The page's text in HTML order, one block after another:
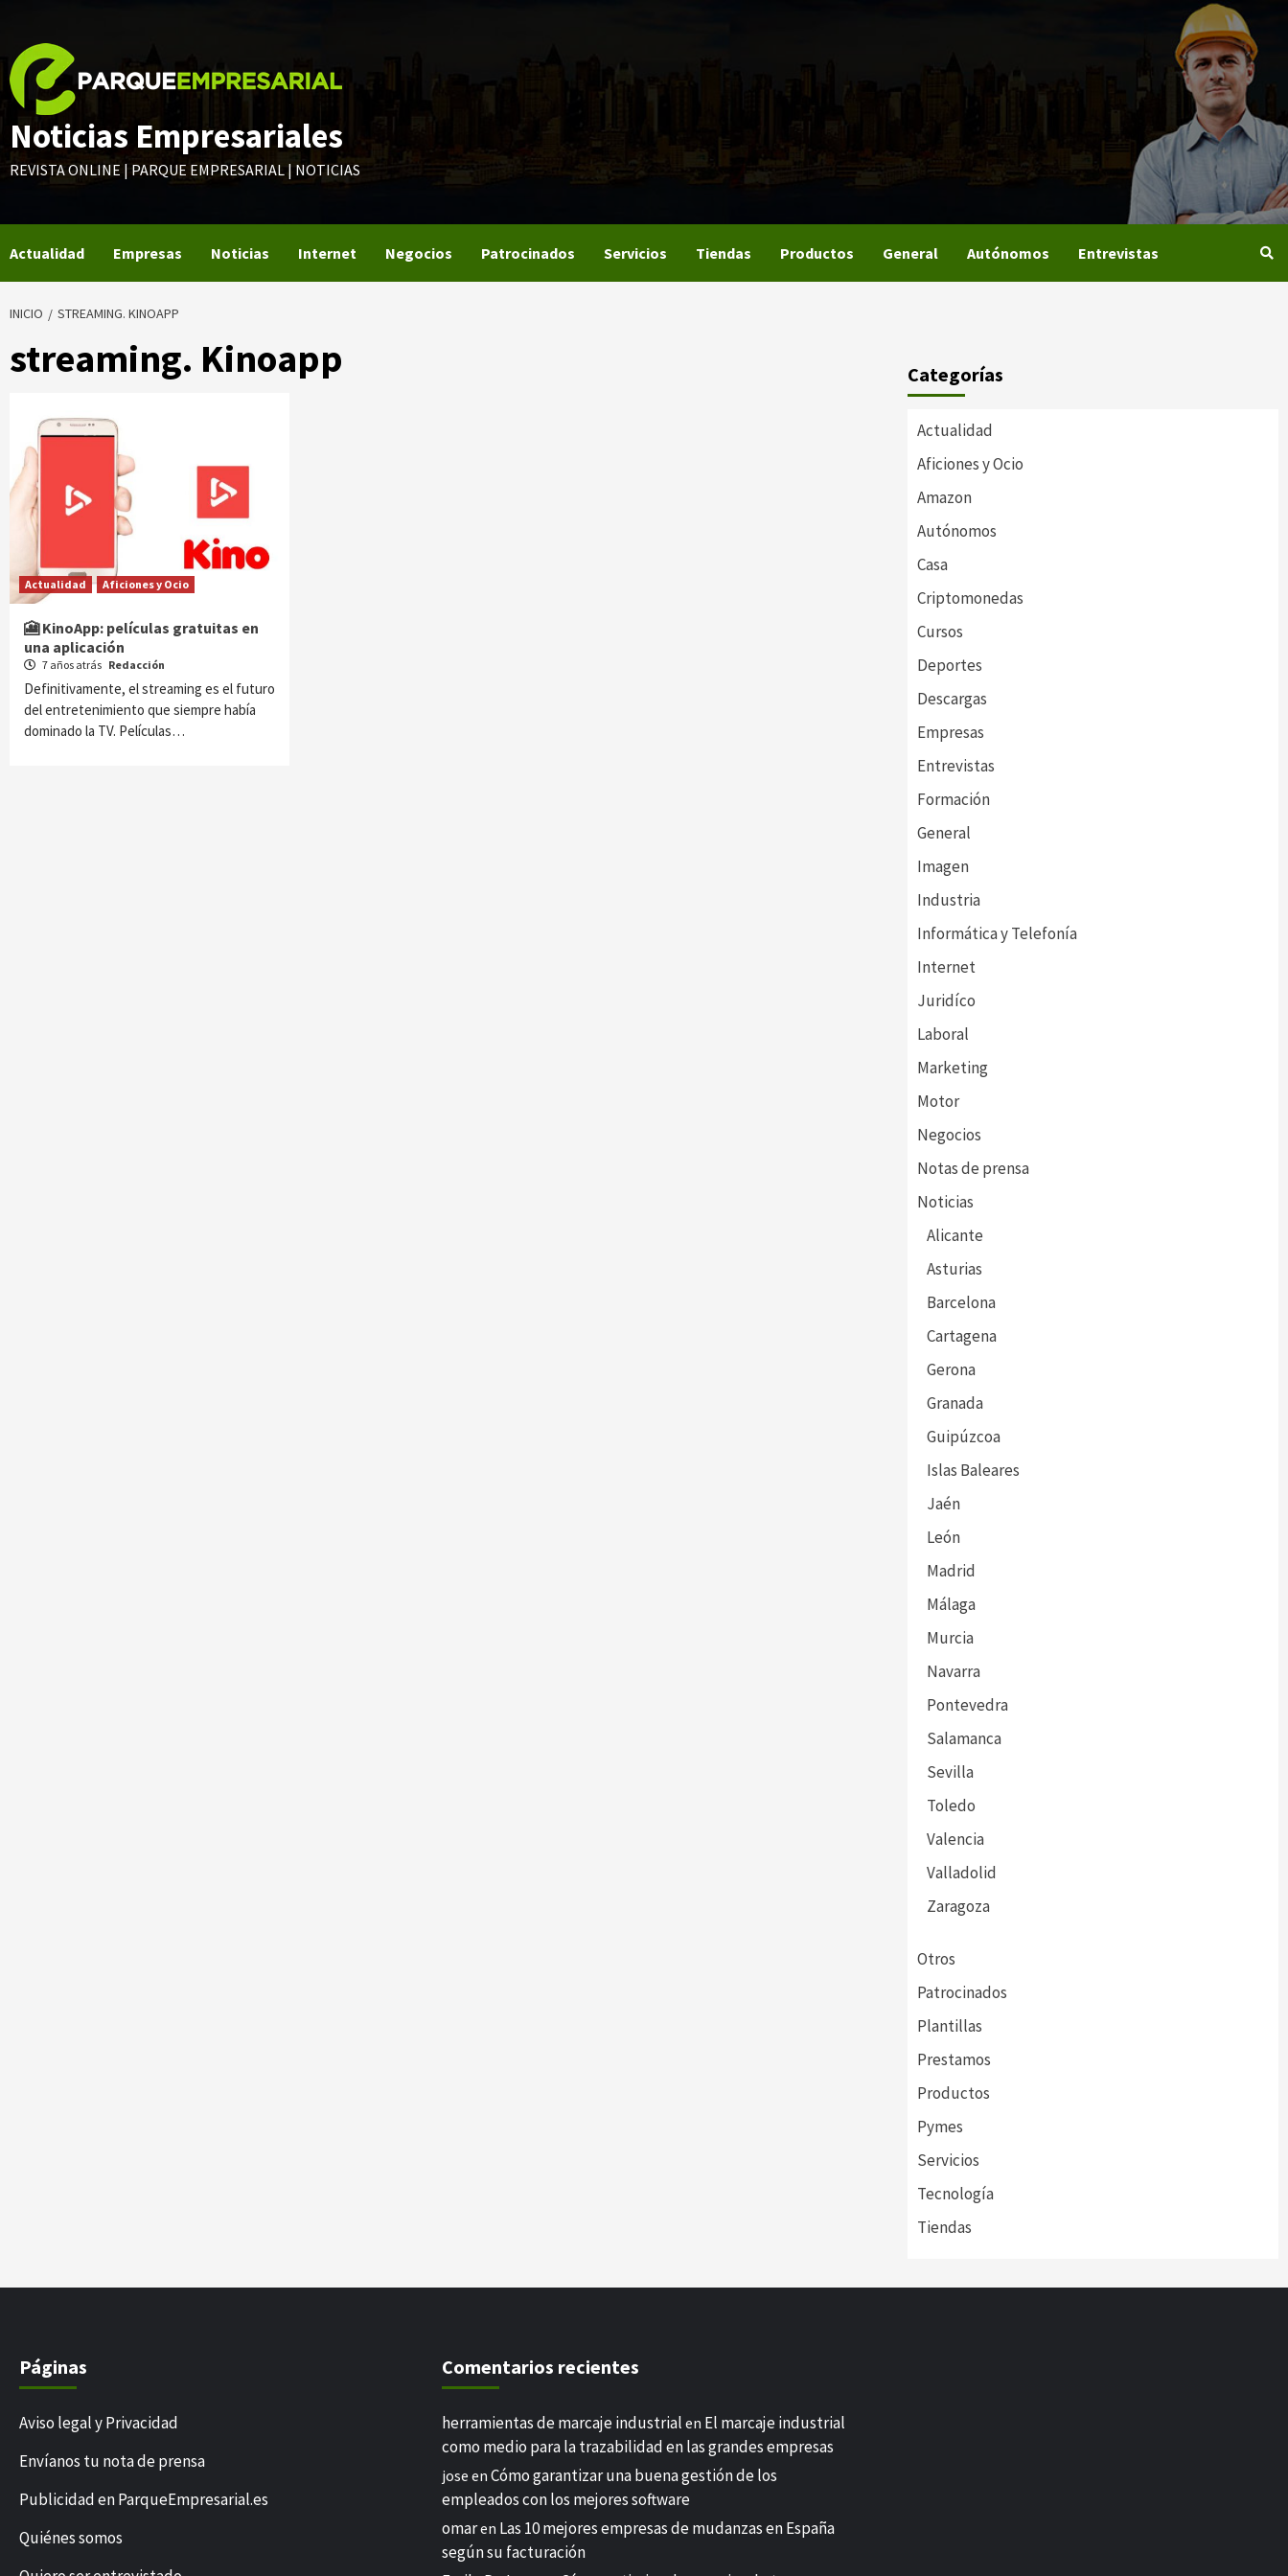
contenido
Noticias Empresariales
REVISTA ONLINE | PARQUE EMPRESARIAL | NOTICIAS
Actualidad Empresas Noticias Internet Negocios Patrocinados Servicios Tiendas Productos General Autónomos Entrevistas
INICIO STREAMING. KINOAPP
streaming. Kinoapp
Actualidad Aficiones y Ocio
🎦 KinoApp: películas gratuitas en
una aplicación
7 años atrás Redacción
Definitivamente, el streaming es el futuro
del entretenimiento que siempre había
dominado la TV. Películas…
Categorías
Actualidad
Aficiones y Ocio
Amazon
Autónomos
Casa
Criptomonedas
Cursos
Deportes
Descargas
Empresas
Entrevistas
Formación
General
Imagen
Industria
Informática y Telefonía
Internet
Juridíco
Laboral
Marketing
Motor
Negocios
Notas de prensa
Noticias
Alicante
Asturias
Barcelona
Cartagena
Gerona
Granada
Guipúzcoa
Islas Baleares
Jaén
León
Madrid
Málaga
Murcia
Navarra
Pontevedra
Salamanca
Sevilla
Toledo
Valencia
Valladolid
Zaragoza
Otros
Patrocinados
Plantillas
Prestamos
Productos
Pymes
Servicios
Tecnología
Tiendas
Páginas
Aviso legal y Privacidad
Envíanos tu nota de prensa
Publicidad en ParqueEmpresarial.es
Quiénes somos
Comentarios recientes
herramientas de marcaje industrial en El marcaje industrial
como medio para la trazabilidad en las grandes empresas
jose enCómo garantizar una buena gestión de los
empleados con los mejores software
omaren Las 10 mejores empresas de mudanzas en España
según su facturación